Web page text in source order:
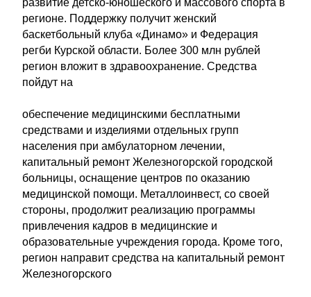
развитие детско-юношеского и массового спорта в
регионе. Поддержку получит женский
баскетбольный клуба «Динамо» и Федерация
регби Курской области. Более 300 млн рублей
регион вложит в здравоохранение. Средства
пойдут на
обеспечение медицинскими бесплатными
средствами и изделиями отдельных групп
населения при амбулаторном лечении,
капитальный ремонт Железногорской городской
больницы, оснащение центров по оказанию
медицинской помощи. Металлоинвест, со своей
стороны, продолжит реализацию программы
привлечения кадров в медицинские и
образовательные учреждения города. Кроме того,
регион направит средства на капитальный ремонт
Железногорского